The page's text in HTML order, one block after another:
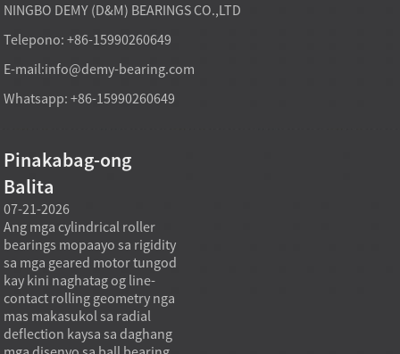
NINGBO DEMY (D&M) BEARINGS CO.,LTD
Telepono: +86-15990260649
E-mail:info@demy-bearing.com
Whatsapp: +86-15990260649
Pinakabag-ong
Balita
07-21-2026
Ang mga cylindrical roller
bearings mopaayo sa rigidity
sa mga geared motor tungod
kay kini naghatag og line-
contact rolling geometry nga
mas makasukol sa radial
deflection kaysa sa daghang